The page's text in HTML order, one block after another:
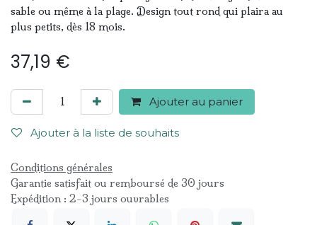
sable ou même à la plage. Design tout rond qui plaira au
plus petits, dès 18 mois.
37,19 €
Ajouter au panier
Ajouter à la liste de souhaits
Conditions générales
Garantie satisfait ou remboursé de 30 jours
Expédition : 2-3 jours ouvrables